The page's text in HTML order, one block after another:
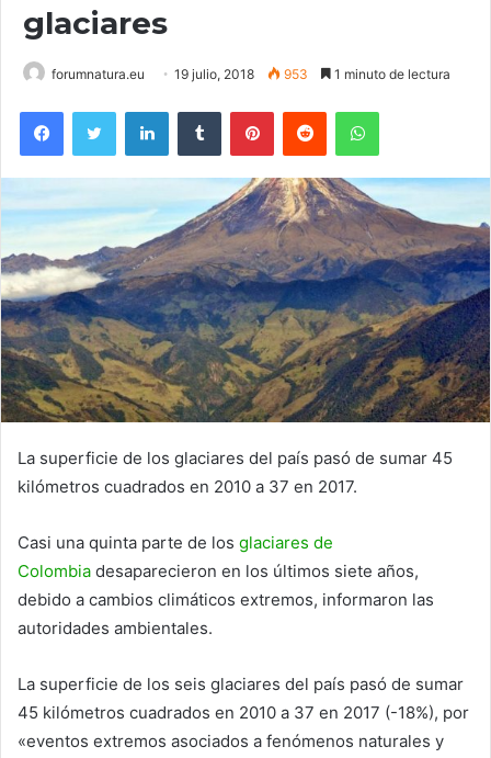
glaciares
forumnatura.eu 19 julio, 2018 953 1 minuto de lectura
FacebookTwitter LinkedInTumblr PinterestReddit WhatsApp
La superficie de los glaciares del país pasó de sumar 45
kilómetros cuadrados en 2010 a 37 en 2017.
Casi una quinta parte de los glaciares de
Colombia desaparecieron en los últimos siete años,
debido a cambios climáticos extremos, informaron las
autoridades ambientales.
La superficie de los seis glaciares del país pasó de sumar
45 kilómetros cuadrados en 2010 a 37 en 2017 (-18%), por
«eventos extremos asociados a fenómenos naturales y